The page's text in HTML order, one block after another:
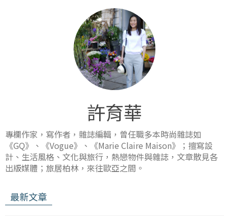
許育華
專欄作家，寫作者，雜誌編輯，曾任職多本時尚雜誌如
《GQ》、《Vogue》、《Marie Claire Maison》；擅寫設
計、生活風格、文化與旅行，熱戀物件與雜誌，文章散見各
出版媒體；旅居柏林，來往歐亞之間。
最新文章